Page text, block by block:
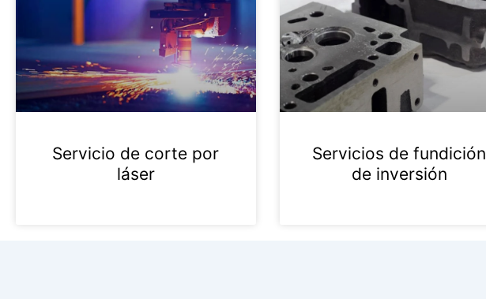
Servicio de corte por
láser
Servicios de fundición
de inversión